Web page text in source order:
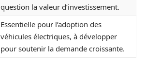
question la valeur d’investissement.
Essentielle pour l’adoption des
véhicules électriques, à développer
pour soutenir la demande croissante.